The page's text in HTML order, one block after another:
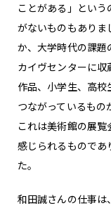
ことがある」とい
がないものもありま
か、大学時代の課題
カイヴセンターに
作品、小学生、高
つながっているもの
これは美術館の展
感じられるものであ
た。
和田誠さんの仕事は